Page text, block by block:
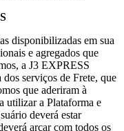
disponibilizadas em sua
e agregados que
a J3 EXPRESS
serviços de Frete, que
que aderiram à
utilizar a Plataforma e
deverá estar
arcar com todos os